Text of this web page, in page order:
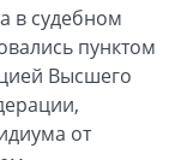
в судебном
пунктом
Высшего
от